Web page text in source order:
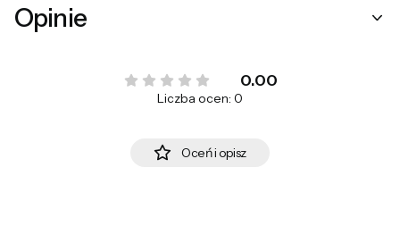
Opinie
0.00
Liczba ocen: 0
Oceń i opisz